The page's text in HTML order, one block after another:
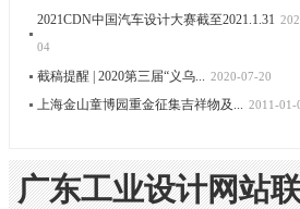
2021CDN中国汽车设计大赛截至2021.1.31
04
截稿提醒 | 2020第三届“义乌... 2020-07-20
上海金山童博园重金征集吉祥物及... 2011-01-
广东工业设计网站